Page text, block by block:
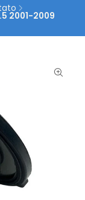
2001-2009